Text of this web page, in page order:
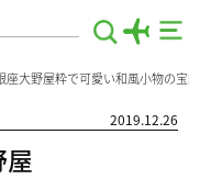
座大野屋粋で可愛い和風小物の宝
2019.12.26